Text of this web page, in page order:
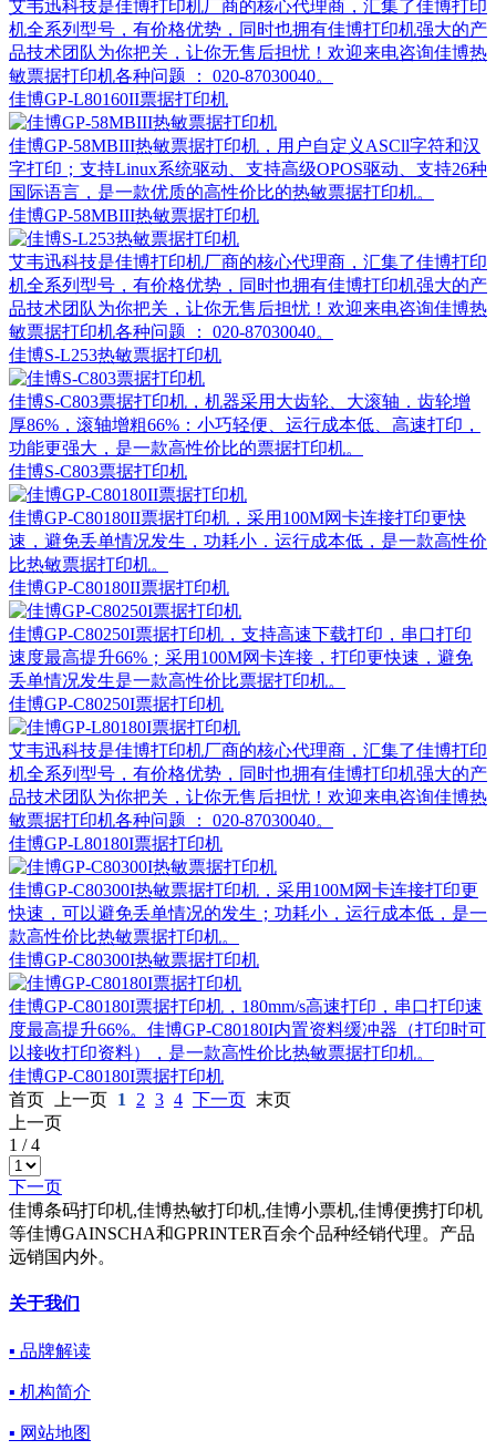
艾韦迅科技是佳博打印机厂商的核心代理商，汇集了佳博打印
机全系列型号，有价格优势，同时也拥有佳博打印机强大的产
品技术团队为你把关，让你无售后担忧！欢迎来电咨询佳博热
敏票据打印机各种问题 ： 020-87030040。
佳博GP-L80160II票据打印机
佳博GP-58MBIII热敏票据打印机，用户自定义ASCll字符和汉
字打印；支持Linux系统驱动、支持高级OPOS驱动、支持26种
国际语言，​是一款优质的高性价比的热敏票据打印机。
佳博GP-58MBIII热敏票据打印机
艾韦迅科技是佳博打印机厂商的核心代理商，汇集了佳博打印
机全系列型号，有价格优势，同时也拥有佳博打印机强大的产
品技术团队为你把关，让你无售后担忧！欢迎来电咨询佳博热
敏票据打印机各种问题 ： 020-87030040。
佳博S-L253热敏票据打印机
佳博S-C803票据打印机，机器采用大齿轮、大滚轴．齿轮增
厚86%，滚轴增粗66%​：小巧轻便、运行成本低、高速打印，
功能更强大，是一款高性价比的票据打印机。
佳博S-C803票据打印机
佳博GP-C80180II票据打印机，采用100M网卡连接打印更快
速，避免丢单情况发生，功耗小．运行成本低，是一款高性价
比热敏票据打印机。
佳博GP-C80180II票据打印机
佳博GP-C80250I票据打印机，支持高速下载打印，串口打印
速度最高提升66%；采用100M网卡连接，打印更快速，避免
丢单情况发生是一款高性价比票据打印机。
佳博GP-C80250I票据打印机
艾韦迅科技是佳博打印机厂商的核心代理商，汇集了佳博打印
机全系列型号，有价格优势，同时也拥有佳博打印机强大的产
品技术团队为你把关，让你无售后担忧！欢迎来电咨询佳博热
敏票据打印机各种问题 ： 020-87030040。
佳博GP-L80180I票据打印机
佳博GP-C80300I热敏票据打印机，采用100M网卡连接打印更
快速，可以避免丢单情况的发生；功耗小，运行成本低​，是一
款高性价比热敏票据打印机。
佳博GP-C80300I热敏票据打印机
佳博GP-C80180I票据打印机，180mm/s高速打印，串口打印速
度最高提升66%。佳博GP-C80180I内置资料缓冲器（打印时可
以接收打印资料），是一款高性价比热敏票据打印机。
佳博GP-C80180I票据打印机
首页
上一页 1 2 3 4 下一页 末页
上一页
1 /4
下一页
佳博条码打印机,佳博热敏打印机,佳博小票机,佳博便携打印机
等佳博GAINSCHA和GPRINTER百余个品种经销代理。产品
远销国内外。
关于我们
▪ 品牌解读
▪ 机构简介
▪ 网站地图